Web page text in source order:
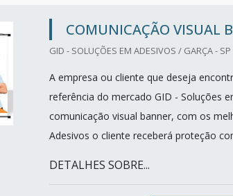
COMUNICAÇÃO VISUAL
GID - SOLUÇÕES EM ADESIVOS / GARÇA - SP
A empresa ou cliente que deseja
referência do mercado GID - Soluções
comunicação visual banner, com os
Adesivos o cliente receberá proteção
DETALHES SOBRE...